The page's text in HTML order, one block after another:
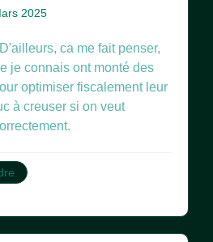
2025
ca me fait penser,
je connais ont monté des
optimiser fiscalement leur
à creuser si on veut